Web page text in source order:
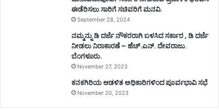
ಈಡೆರಿಸಲು ಸಾರಿಗೆ ಸಚಿವರಿಗೆ ಮನವಿ.
September 28, 2024
ನಮ್ಮನ್ನು ಡಿ ದರ್ಜೆ ನೌಕರರಾಗಿ ಬಳಸಿದ ಸರ್ಕಾರ , ಡಿ ದರ್ಜೆ
ನೀಡಲು ನಿರಾಕಾರಣೆ – ಹೆಚ್.ಎನ್. ದೇವರಾಜು.
ಬೆಂಗಳೂರು.
November 27, 2023
ಕನಕಗಿರಿಯ ಆಡಳಿತ ಅಧಿಕಾರಿಗಳಿಂದ ಪೂರ್ವಭಾವಿ ಸಭೆ
November 20, 2023